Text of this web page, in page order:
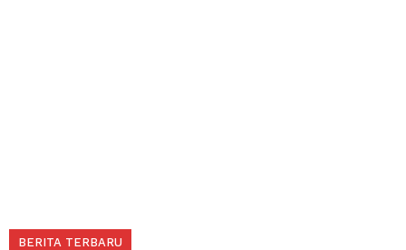
BERITA TERBARU